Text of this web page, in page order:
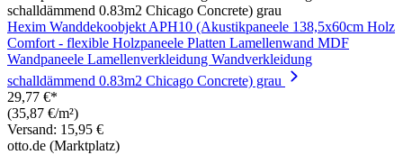
Hexim Wanddekoobjekt APH10 (Akustikpaneele 138,5x60cm Holz
Comfort - flexible Holzpaneele Platten Lamellenwand MDF
Wandpaneele Lamellenverkleidung Wandverkleidung
schalldämmend 0.83m2 Chicago Concrete) grau
29,77 €*
(35,87 €/m²)
Versand: 15,95 €
otto.de (Marktplatz)